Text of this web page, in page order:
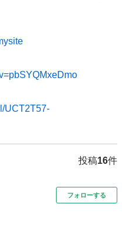
UCT2T57-
投稿16件
フォローする